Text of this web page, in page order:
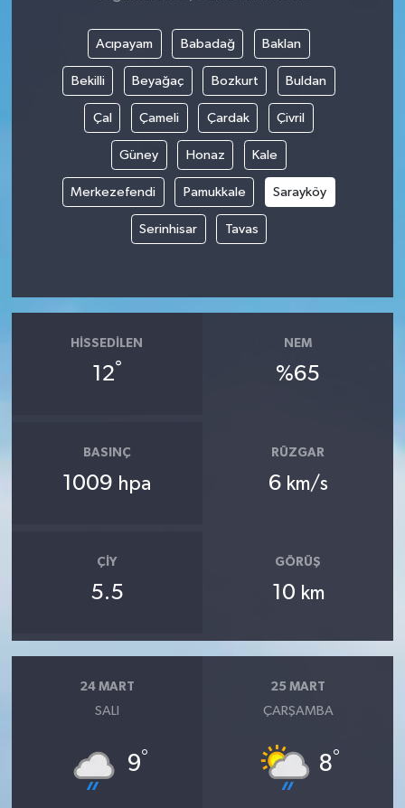
Acıpayam Babadağ Baklan
Bekilli Beyağaç Bozkurt Buldan
Çal Çameli Çardak Çivril
Güney Honaz Kale
Merkezefendi Pamukkale Sarayköy
Serinhisar Tavas
HISSEDILEN
12°
NEM
%65
BASINÇ
1009 hpa
RÜZGAR
6 km/s
ÇIY
5.5
GÖRÜŞ
10 km
24 MART
SALI
9°
25 MART
ÇARŞAMBA
8°